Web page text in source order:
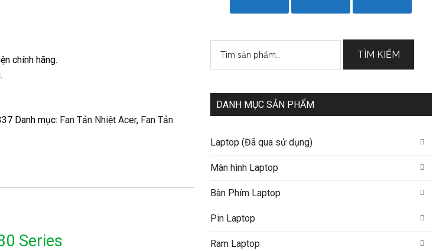
chính hãng.
Danh mục: Fan Tản Nhiệt Acer, Fan Tản
Series
kiếm:
TÌM KIẾM
DANH MỤC SẢN PHẨM
Laptop (Đã qua sử dụng)
Màn hình Laptop
Bàn Phím Laptop
Pin Laptop
Ram Laptop